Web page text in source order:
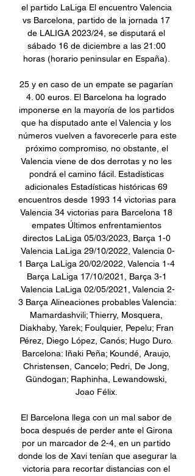
el partido LaLiga El encuentro Valencia
vs Barcelona, partido de la jornada 17
de LALIGA 2023/24, se disputará el
sábado 16 de diciembre a las 21:00
horas (horario peninsular en España).
25 y en caso de un empate se pagarían
4. 00 euros. El Barcelona ha logrado
imponerse en la mayoría de los partidos
que ha disputado ante el Valencia y los
números vuelven a favorecerle para este
próximo compromiso, no obstante, el
Valencia viene de dos derrotas y no les
pondrá el camino fácil. Estadísticas
adicionales Estadísticas históricas 69
encuentros desde 1993 14 victorias para
Valencia 34 victorias para Barcelona 18
empates Últimos enfrentamientos
directos LaLiga 05/03/2023, Barça 1-0
Valencia LaLiga 29/10/2022, Valencia 0-
1 Barça LaLiga 20/02/2022, Valencia 1-4
Barça LaLiga 17/10/2021, Barça 3-1
Valencia LaLiga 02/05/2021, Valencia 2-
3 Barça Alineaciones probables Valencia:
Mamardashvili; Thierry, Mosquera,
Diakhaby, Yarek; Foulquier, Pepelu; Fran
Pérez, Diego López, Canós; Hugo Duro.
Barcelona: Iñaki Peña; Koundé, Araujo,
Christensen, Cancelo; Pedri, De Jong,
Gündogan; Raphinha, Lewandowski,
Joao Félix.
El Barcelona llega con un mal sabor de
boca después de perder ante el Girona
por un marcador de 2-4, en un partido
donde los de Xavi tenían que asegurar la
victoria para recortar distancias con el